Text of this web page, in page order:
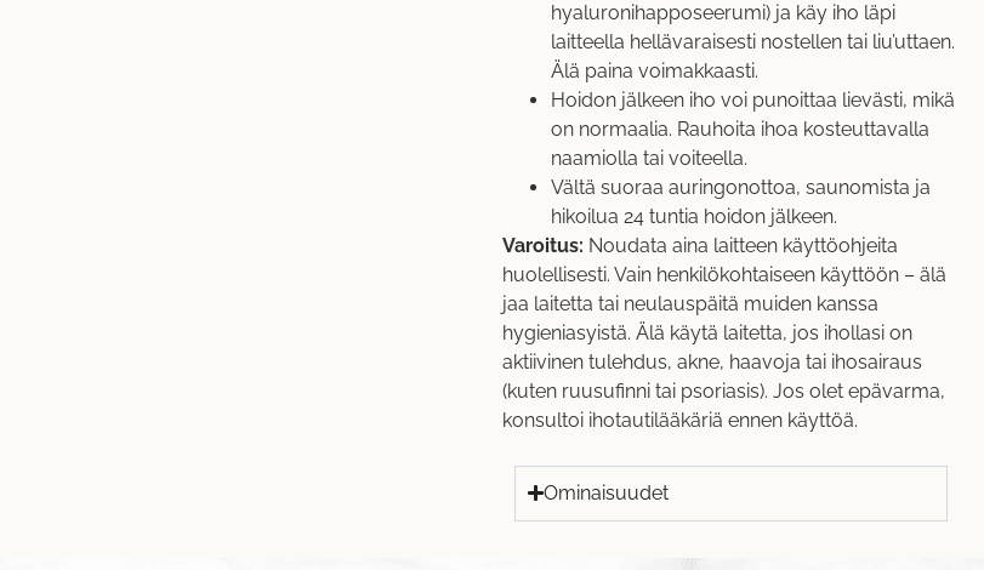
hyaluronihapposeerumi) ja käy iho läpi
laitteella hellävaraisesti nostellen tai liu’uttaen.
Älä paina voimakkaasti.
Hoidon jälkeen iho voi punoittaa lievästi, mikä
on normaalia. Rauhoita ihoa kosteuttavalla
naamiolla tai voiteella.
Vältä suoraa auringonottoa, saunomista ja
hikoilua 24 tuntia hoidon jälkeen.
Varoitus: Noudata aina laitteen käyttöohjeita
huolellisesti. Vain henkilökohtaiseen käyttöön – älä
jaa laitetta tai neulauspäitä muiden kanssa
hygieniasyistä. Älä käytä laitetta, jos ihollasi on
aktiivinen tulehdus, akne, haavoja tai ihosairaus
(kuten ruusufinni tai psoriasis). Jos olet epävarma,
konsultoi ihotautilääkäriä ennen käyttöä.
Ominaisuudet